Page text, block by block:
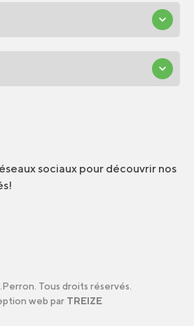
sociaux pour découvrir nos
Tous droits réservés.
web par TREIZE